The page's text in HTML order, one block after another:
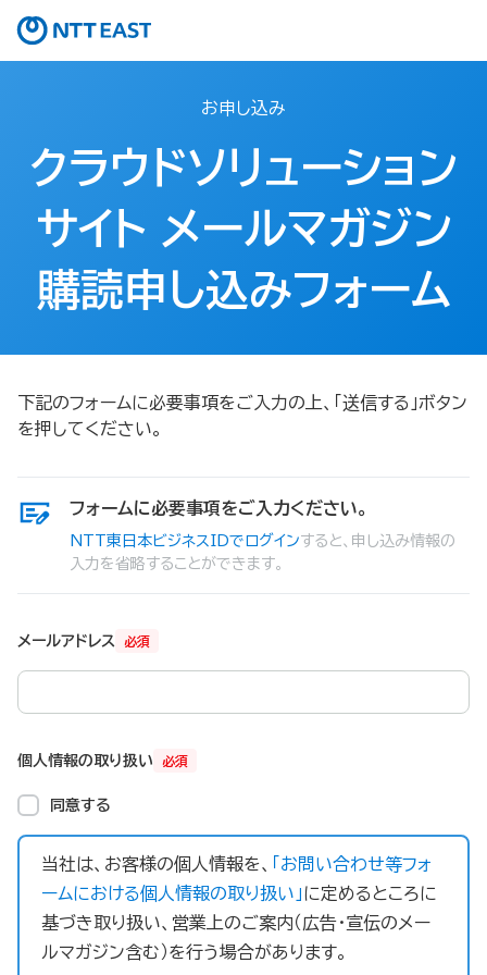
お申し込み
クラウドソリューション
サイト メールマガジン
購読申し込みフォーム
下記のフォームに必要事項をご入力の上、「送信する」ボタン
を押してください。
フォームに必要事項をご入力ください。
NTT東日本ビジネスIDでログインすると、申し込み情報の
入力を省略することができます。
必須
メールアドレス
必須
個人情報の取り扱い
同意する
当社は、お客様の個人情報を、
「お問い合わせ等フォ
ームにおける個人情報の取り扱い」に定めるところに
基づき取り扱い、営業上のご案内（広告・宣伝のメー
ルマガジン含む）を行う場合があります。